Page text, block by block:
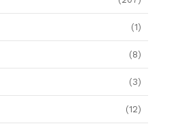
(1)
(8)
(3)
(12)